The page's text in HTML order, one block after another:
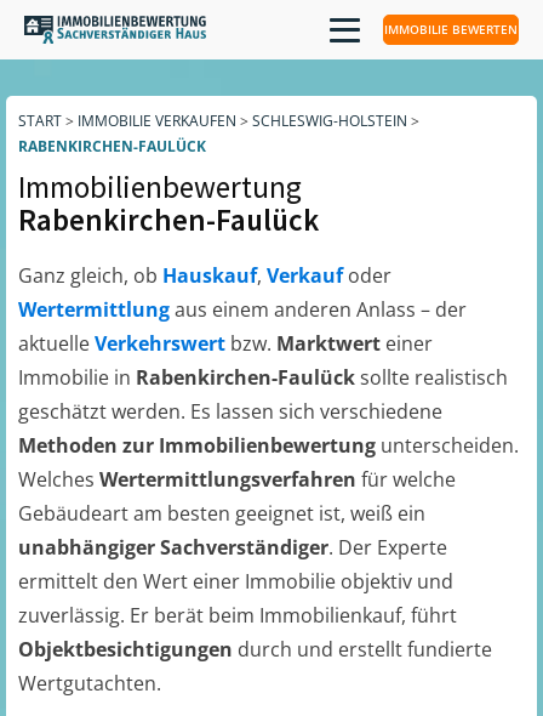
IMMOBILIE BEWERTEN
START> IMMOBILIE VERKAUFEN > SCHLESWIG-HOLSTEIN >
RABENKIRCHEN-FAULÜCK
Immobilienbewertung
Rabenkirchen-Faulück
Ganz gleich, ob Hauskauf, Verkaufoder
Wertermittlungaus einem anderen Anlass – der
aktuelleVerkehrswert bzw. Marktwert einer
Immobilie in Rabenkirchen-Faulücksollte realistisch
geschätzt werden. Es lassen sich verschiedene
Methoden zur Immobilienbewertung unterscheiden.
Welches Wertermittlungsverfahren für welche
Gebäudeart am besten geeignet ist, weiß ein
unabhängiger Sachverständiger. Der Experte
ermittelt den Wert einer Immobilie objektiv und
zuverlässig. Er berät beim Immobilienkauf, führt
Objektbesichtigungen durch und erstellt fundierte
Wertgutachten.